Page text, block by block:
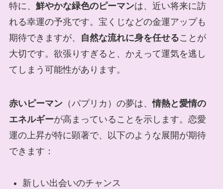
特に、 鮮やかな緑色のピーマンは、近い将来に訪
れる幸運の予兆です。宝くじなどの金運アップも
期待できますが、
自然な流れに身を任せることが
大切です。欲張りすぎると、かえって運気を逃し
てしまう可能性があります。
赤いピーマン （パプリカ）の夢は、情熱と愛情の
エネルギーが高まっていることを示します。恋愛
運の上昇が特に顕著で、以下のような展開が期待
できます：
新しい出会いのチャンス